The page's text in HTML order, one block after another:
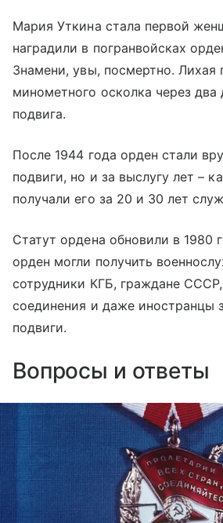
Мария Уткина стала первой
наградили в погранвойсках
Знамени, увы, посмертно. Лихая
минометного осколка через два
подвига.
После 1944 года орден стали
подвиги, но и за выслугу лет –
получали его за 20 и 30 лет
Статут ордена обновили в 1980
орден могли получить
сотрудники КГБ, граждане
соединения и даже иностранцы
подвиги.
Вопросы и ответы